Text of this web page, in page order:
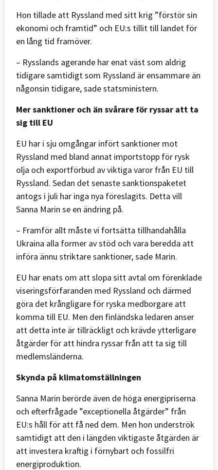
Hon tillade att Ryssland med sitt krig ”förstör sin
ekonomi och framtid” och EU:s tillit till landet för
en lång tid framöver.
– Rysslands agerande har enat väst som aldrig
tidigare samtidigt som Ryssland är ensammare än
någonsin tidigare, sade statsministern.
Mer sanktioner och än svårare för ryssar att ta
sig till EU
EU har i sju omgångar infört sanktioner mot
Ryssland med bland annat importstopp för rysk
olja och exportförbud av viktiga varor från EU till
Ryssland. Sedan det senaste sanktionspaketet
antogs i juli har inga nya föreslagits. Detta vill
Sanna Marin se en ändring på.
– Framför allt måste vi fortsätta tillhandahålla
Ukraina alla former av stöd och vara beredda att
införa ännu striktare sanktioner, sade Marin.
EU har enats om att slopa sitt avtal om förenklade
viseringsförfaranden med Ryssland och därmed
göra det krångligare för ryska medborgare att
komma till EU. Men den finländska ledaren anser
att detta inte är tillräckligt och krävde ytterligare
åtgärder för att hindra ryssar från att ta sig till
medlemsländerna.
Skynda på klimatomställningen
Sanna Marin berörde även de höga energipriserna
och efterfrågade ”exceptionella åtgärder” från
EU:s håll för att få ned dem. Men hon underströk
samtidigt att den i längden viktigaste åtgärden är
att investera kraftig i förnybart och fossilfri
energiproduktion.